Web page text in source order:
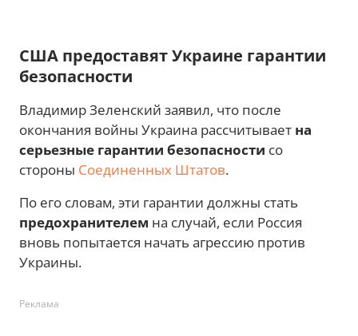
США предоставят Украине гарантии
безопасности
Владимир Зеленский заявил, что после
окончания войны Украина рассчитывает на
серьезные гарантии безопасности со
стороны Соединенных Штатов.
По его словам, эти гарантии должны стать
предохранителем на случай, если Россия
вновь попытается начать агрессию против
Украины.
Реклама